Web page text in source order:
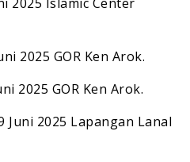
2025 GOR Ken Arok.
2025 GOR Ken Arok.
Juni 2025 Lapangan Lanal